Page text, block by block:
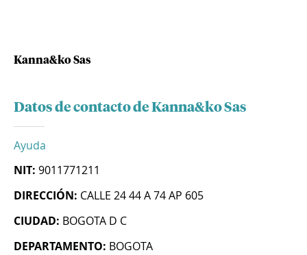
Kanna&ko Sas
Datos de contacto de Kanna&ko Sas
Ayuda
NIT: 9011771211
DIRECCIÓN: CALLE 24 44 A 74 AP 605
CIUDAD: BOGOTA D C
DEPARTAMENTO: BOGOTA